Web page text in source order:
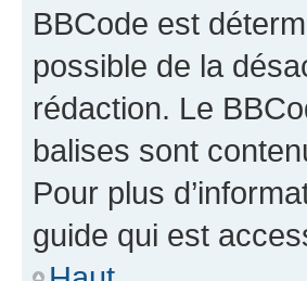
BBCode est
possible de la
rédaction. Le
balises sont
Pour plus
guide qui est